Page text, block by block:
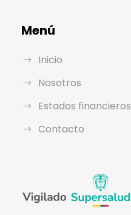
Menú
Inicio
Nosotros
Estados financieros
Contacto